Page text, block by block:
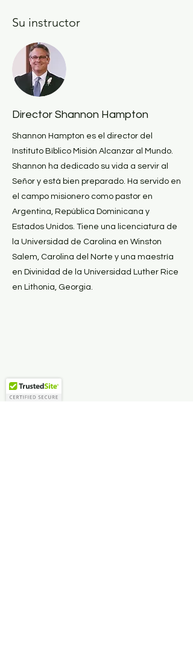
Su instructor
Director Shannon Hampton
Shannon Hampton es el director del
Instituto Bíblico Misión Alcanzar al Mundo.
Shannon ha dedicado su vida a servir al
Señor y está bien preparado. Ha servido en
el campo misionero como pastor en
Argentina, República Dominicana y
Estados Unidos. Tiene una licenciatura de
la Universidad de Carolina en Winston
Salem, Carolina del Norte y una maestría
en Divinidad de la Universidad Luther Rice
en Lithonia, Georgia.